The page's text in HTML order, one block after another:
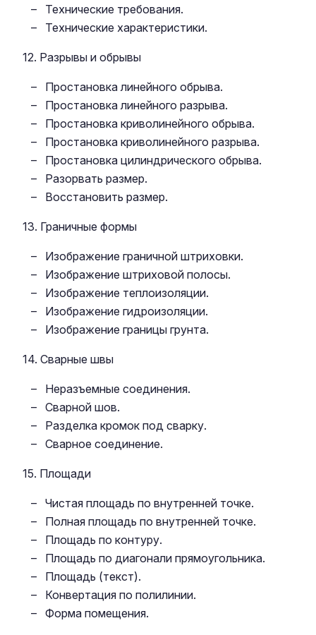
Технические требования.
Технические характеристики.
12. Разрывы и обрывы
Простановка линейного обрыва.
Простановка линейного разрыва.
Простановка криволинейного обрыва.
Простановка криволинейного разрыва.
Простановка цилиндрического обрыва.
Разорвать размер.
Восстановить размер.
13. Граничные формы
Изображение граничной штриховки.
Изображение штриховой полосы.
Изображение теплоизоляции.
Изображение гидроизоляции.
Изображение границы грунта.
14. Сварные швы
Неразъемные соединения.
Сварной шов.
Разделка кромок под сварку.
Сварное соединение.
15. Площади
Чистая площадь по внутренней точке.
Полная площадь по внутренней точке.
Площадь по контуру.
Площадь по диагонали прямоугольника.
Площадь (текст).
Конвертация по полилинии.
Форма помещения.